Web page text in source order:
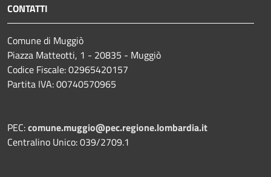
CONTATTI
Comune di Muggiò
Piazza Matteotti, 1 - 20835 - Muggiò
Codice Fiscale: 02965420157
Partita IVA: 00740570965
PEC:comune.muggio@pec.regione.lombardia.it
Centralino Unico: 039/2709.1